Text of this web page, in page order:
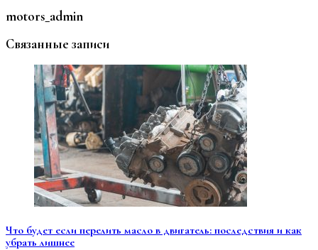
motors_admin
Связанные записи
Что будет если перелить масло в двигатель: последствия и как
убрать лишнее